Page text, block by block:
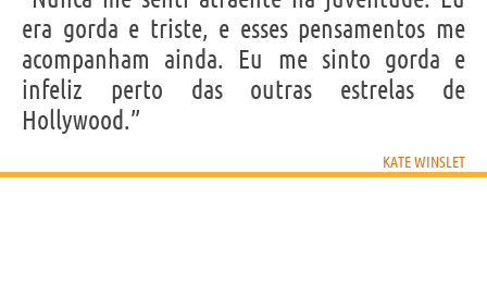
era gorda e triste, e esses pensamentos me
acompanham ainda. Eu me sinto gorda e
infeliz perto das outras estrelas de
Hollywood.”
KATE WINSLET